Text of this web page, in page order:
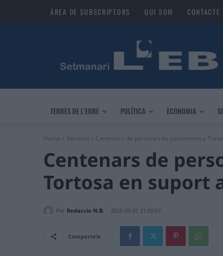
ÀREA DE SUBSCRIPTORS QUI SOM CONTACTE
TERRES DE L’EBRE POLÍTICA ECONOMIA
Home Societat Centenars de persones es concentren a
Centenars de
Tortosa en suport
Per Redaccio N.B. 2022-03-01 21:00:07
Comparteix